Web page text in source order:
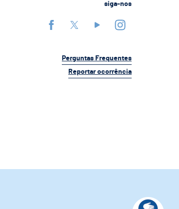
siga-nos
Perguntas Frequentes
Reportar ocorrência